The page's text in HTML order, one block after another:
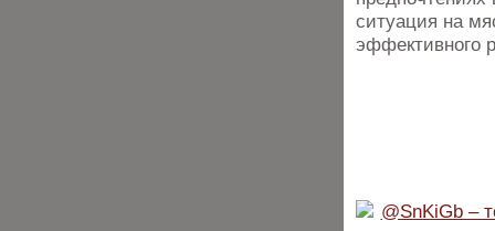
ситуация на
эффективного